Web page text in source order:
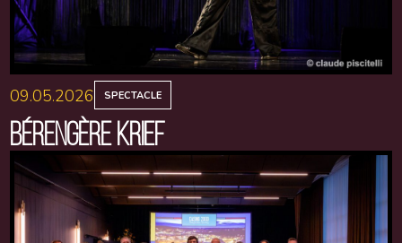
09.05.2026 SPECTACLE
BÉRENGÈRE KRIEF